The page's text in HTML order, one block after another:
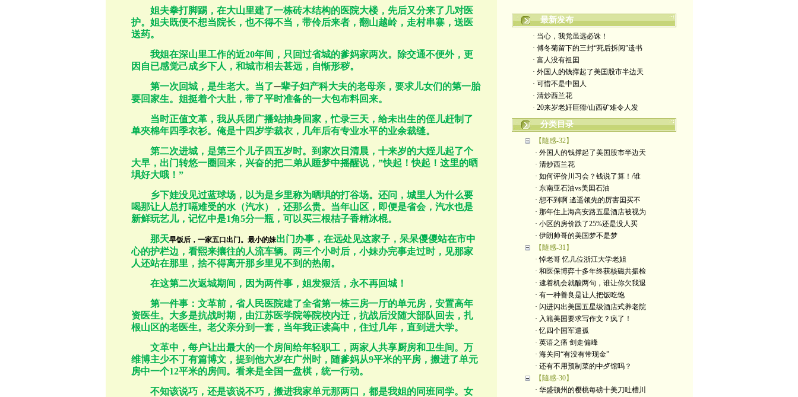
姐夫拳打脚踢，在大山里建了一栋砖木结构的医院大楼，先后又分来了几对医
护。姐夫既便不想当院长，也不得不当，带伶后来者，翻山越岭，走村串寨，送医
送药。
我姐在深山里工作的近20年间，只回过省城的爹妈家两次。除交通不便外，更
因自已感觉己成乡下人，和城市相去甚远，自惭形秽。
第一次回城，是生老大。当了一辈子妇产科大夫的老母亲，要求儿女们的第一胎
要回家生。姐挺着个大肚，带了平时准备的一大包布料回来。
当时正值文革，我从兵团广播站抽身回家，忙录三天，给未出生的侄儿赶制了
单夾棉年四季衣衫。俺是十四岁学裁衣，几年后有专业水平的业余裁缝。
第二次进城，是第三个儿子四五岁时。到家次日清晨，十来岁的大姪儿起了个
大早，出门转悠一圈回来，兴奋的把二弟从睡梦中摇醒说， ”快起！快起！这里的晒
埧好大哦！ ”
乡下娃没见过蓝球场，以为是乡里称为晒埧的打谷场。还问，城里人为什么要
喝那让人总打嗝难受的水（汽水），还那么贵。当年山区，即便是省会，汽水也是
新鲜玩艺儿，记忆中是1角5分一瓶，可以买三根桔子香精冰棍。
那天早饭后，一家五口出门。最小的妹出门办事，在远处见这家子，呆呆儍儍站在市中
心的护栏边，看熙来攘往的人流车辆。两三个小时后，小妹办完事走过时，见那家
人还站在那里，捨不得离开那乡里见不到的热闹。
在这第二次返城期间，因为两件事，姐发狠活，永不再回城！
第一件事：文革前，省人民医院建了全省第一栋三房一厅的单元房，安置高年
资医生。大多是抗战时期，由江苏医学院等院校内迁，抗战后没随大部队回去，扎
根山区的老医生。老父亲分到一套，当年我正读高中，住过几年，直到进大学。
文革中，每户让出最大的一个房间给年轻职工，两家人共享厨房和卫生间。万
维博主少不丁有篇博文，提到他六岁在广州时，随爹妈从9平米的平房，搬进了单元
房中一个12平米的房间。看来是全国一盘棋，统一行动。
不知该说巧，还是该说不巧，搬进我家单元那两口，都是我姐的同班同学。女
最新发布
· 当心，我党虽远必诛！
· 傅冬菊留下的三封“死后拆阅”遗书
· 富人没有祖囯
· 外国人的钱撑起了美囯股市半边天
· 可惜不是中国人
· 清炒西兰花
· 20来岁老奸巨猾/山西矿难令人发
分类目录
【隨感-32】
· 外国人的钱撑起了美囯股市半边天
· 清炒西兰花
· 如何评价川习会？钱说了算！/谁
· 东南亚石油vs美囯石油
· 想不到啊 遙遥领先的厉害囯买不
· 那年住上海高安路五星酒店被视为
· 小区的房价跌了25%还是没人买
· 伊朗帅哥的美国梦不是梦
【隨感-31】
· 悼老哥 忆几位浙江大学老姐
· 和医保博弈十多年终获核磁共振检
· 逮着机会就酸两句，谁让你欠我退
· 有一种善良是让人把饭吃饱
· 闪进闪出美国五星级酒店式养老院
· 入籍美国要求写作文？疯了！
· 忆四个国军遣孤
· 英语之痛 剑走偏峰
· 海关问“有没有带现金”
· 还有不用预制菜的中歺馆吗？
【隨感-30】
· 华盛顿州的樱桃每磅十美刀吐槽川